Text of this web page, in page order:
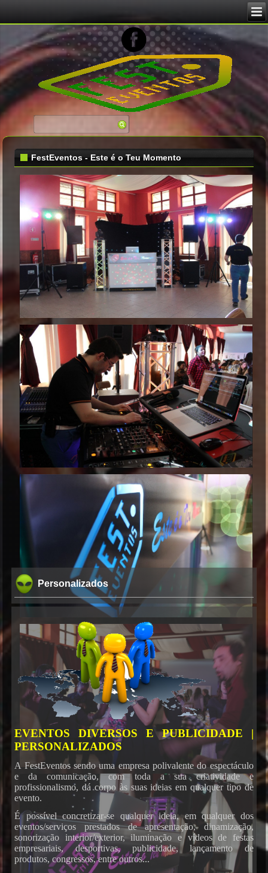
FestEventos - Este é o Teu Momento
Personalizados
EVENTOS DIVERSOS E PUBLICIDADE |
PERSONALIZADOS
A FestEventos sendo uma empresa polivalente do espectáculo
e da comunicação, com toda a sua criatividade e
profissionalismo, dá corpo às suas ideias em qualquer tipo de
evento.
É possível concretizar-se qualquer ideia, em qualquer dos
eventos/serviços prestados de apresentação, dinamização,
sonorização interior/exterior, iluminação e vídeos de festas
empresariais, desportivas, publicidade, lançamento de
produtos, congressos, entre outros...